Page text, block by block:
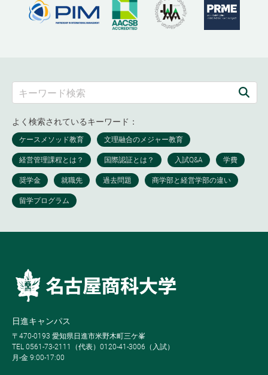
よく検索されているキーワード：
日進キャンパス
〒470-0193 愛知県日進市米野木町三ケ峯
TEL 0561-73-2111（代表）0120-41-3006（入試）
月-金 9:00-17:00